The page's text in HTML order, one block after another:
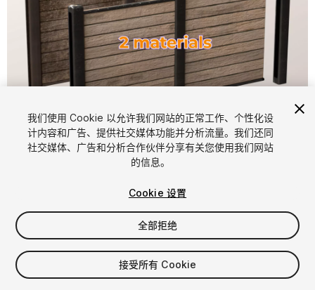
1/4
$4.99
增值税将在结算时计算
我们使用 Cookie 以允许我们网站的正常工作、个性化设
计内容和广告、提供社交媒体功能并分析流量。我们还同
社交媒体、广告和分析合作伙伴分享有关您使用我们网站
的信息。
Cookie 设置
全部拒绝
接受所有 Cookie